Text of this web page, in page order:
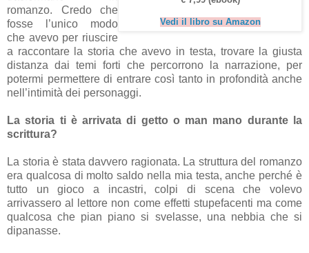
Vedi il libro su Amazon
romanzo. Credo che
fosse l’unico modo
che avevo per riuscire
a raccontare la storia che avevo in testa, trovare la giusta
distanza dai temi forti che percorrono la narrazione, per
potermi permettere di entrare così tanto in profondità anche
nell’intimità dei personaggi.
La storia ti è arrivata di getto o man mano durante la
scrittura?
La storia è stata davvero ragionata. La struttura del romanzo
era qualcosa di molto saldo nella mia testa, anche perché è
tutto un gioco a incastri, colpi di scena che volevo
arrivassero al lettore non come effetti stupefacenti ma come
qualcosa che pian piano si svelasse, una nebbia che si
dipanasse.